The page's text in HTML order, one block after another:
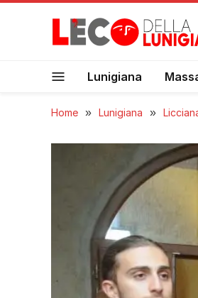
Lunigiana
Home » Lunigiana »